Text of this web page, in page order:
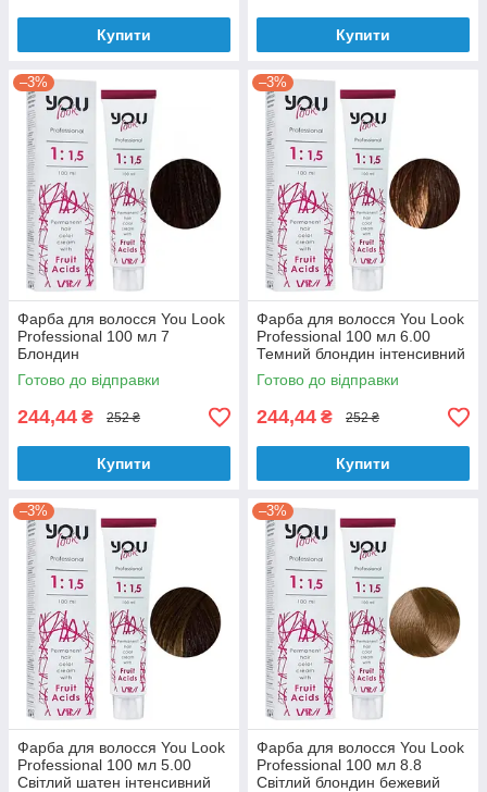
Купити Купити
–3%
Фарба для волосся You Look
Professional 100 мл 7
Блондин
Готово до відправки
244,44 ₴ 252 ₴
Купити
–3%
Фарба для волосся You Look
Professional 100 мл 6.00
Темний блондин інтенсивний
Готово до відправки
244,44 ₴ 252 ₴
Купити
–3%
Фарба для волосся You Look
Professional 100 мл 5.00
Світлий шатен інтенсивний
–3%
Фарба для волосся You Look
Professional 100 мл 8.8
Світлий блондин бежевий